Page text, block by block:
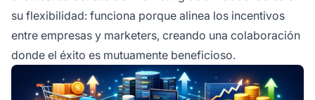
su flexibilidad: funciona porque alinea los incentivos
entre empresas y marketers, creando una colaboración
donde el éxito es mutuamente beneficioso.